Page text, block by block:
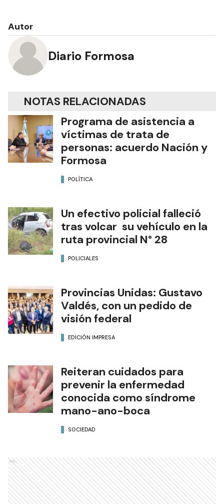
Autor
Diario Formosa
NOTAS RELACIONADAS
Programa de asistencia a
víctimas de trata de
personas: acuerdo Nación y
Formosa
POLÍTICA
Un efectivo policial falleció
tras volcar su vehículo en la
ruta provincial N° 28
POLICIALES
Provincias Unidas: Gustavo
Valdés, con un pedido de
visión federal
EDICIÓN IMPRESA
Reiteran cuidados para
prevenir la enfermedad
conocida como síndrome
mano-ano-boca
SOCIEDAD
Ads